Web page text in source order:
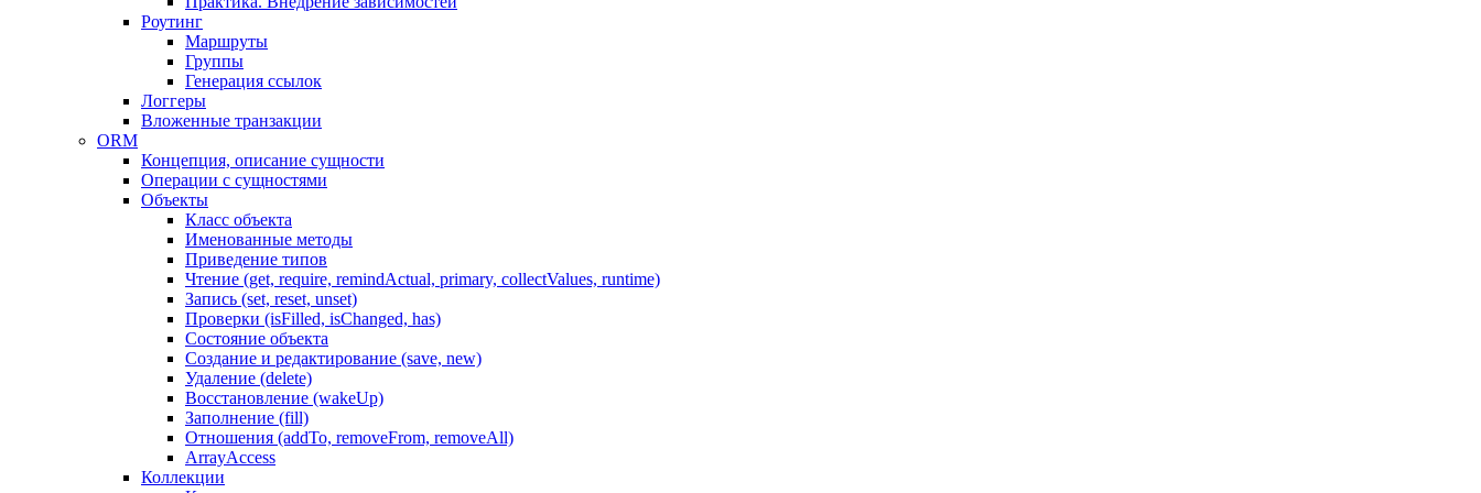
Роутинг
Маршруты
Группы
Генерация ссылок
Логгеры
Вложенные транзакции
ORM
Концепция, описание сущности
Операции с сущностями
Объекты
Класс объекта
Именованные методы
Приведение типов
Чтение (get, require, remindActual, primary, collectValues, runtime)
Запись (set, reset, unset)
Проверки (isFilled, isChanged, has)
Состояние объекта
Создание и редактирование (save, new)
Удаление (delete)
Восстановление (wakeUp)
Заполнение (fill)
Отношения (addTo, removeFrom, removeAll)
ArrayAccess
Коллекции